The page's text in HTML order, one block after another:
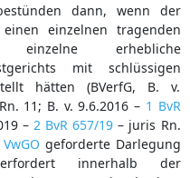
dann, wenn der
einzelnen tragenden
erhebliche
mit schlüssigen
hätten (BVerfG, B. v.
11; B. v. 9.6.2016 – 1 BvR
– 2 BvR 657/19 – juris Rn.
geforderte Darlegung
erfordert innerhalb der